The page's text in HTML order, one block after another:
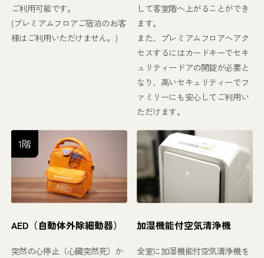
ご利用可能です。
(プレミアムフロアご宿泊のお客
様はご利用いただけません。)
して客室階へ上がることができ
ます。
また、プレミアムフロアへアク
セスするにはカードキーでセキ
ュリティードアの開錠が必要と
なり、高いセキュリティーでフ
ァミリーにも安心してご利用い
ただけます。
1階
AED（自動体外除細動器）
突然の心停止（心臓突然死）か
加湿機能付空気清浄機
全室に加湿機能付空気清浄機を